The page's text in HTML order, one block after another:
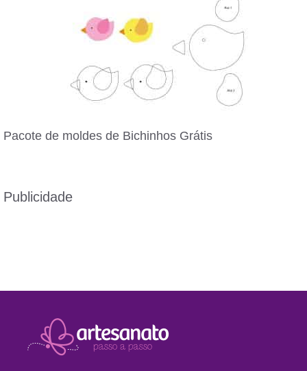
Pacote de moldes de Bichinhos Grátis
Publicidade